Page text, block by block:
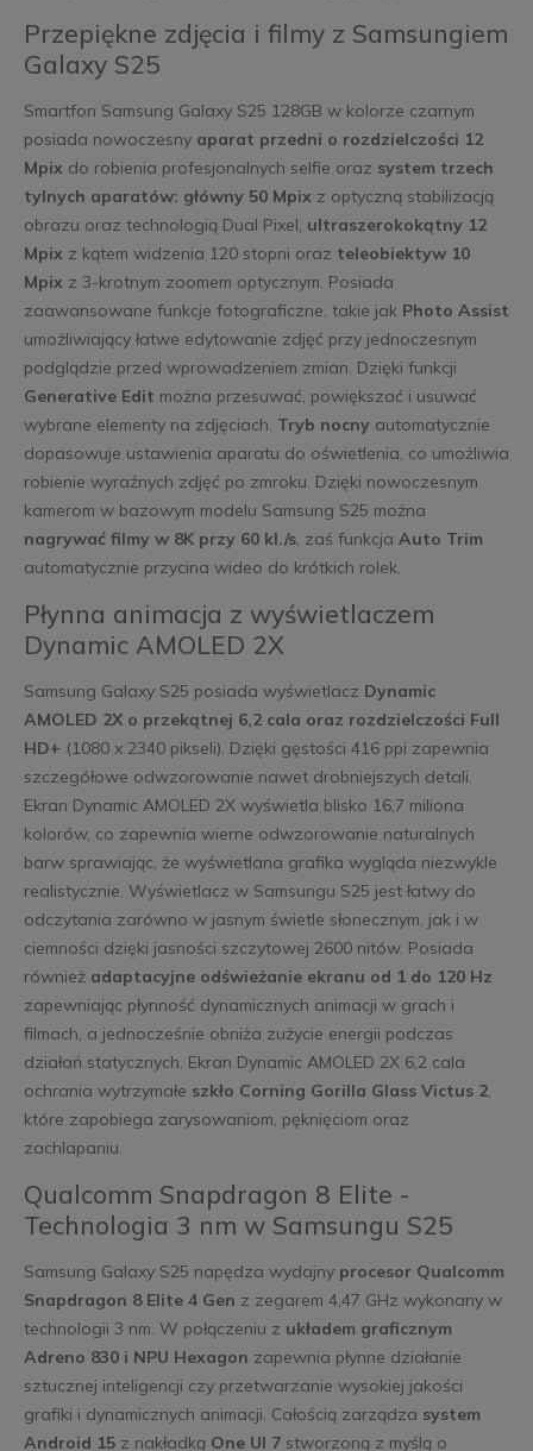
Przepiękne zdjęcia i filmy z Samsungiem
Galaxy S25
Smartfon Samsung Galaxy S25 128GB w kolorze czarnym
posiada nowoczesny aparat przedni o rozdzielczości 12
Mpixdo robienia profesjonalnych selfie oraz system trzech
tylnych aparatów: główny 50 Mpixz optyczną stabilizacją
obrazu oraz technologią Dual Pixel, ultraszerokokątny 12
Mpixz kątem widzenia 120 stopni oraz teleobiektyw 10
Mpixz 3-krotnym zoomem optycznym. Posiada
zaawansowane funkcje fotograficzne, takie jak Photo Assist
umożliwiający łatwe edytowanie zdjęć przy jednoczesnym
podglądzie przed wprowadzeniem zmian. Dzięki funkcji
Generative Edit można przesuwać, powiększać i usuwać
wybrane elementy na zdjęciach. Tryb nocnyautomatycznie
dopasowuje ustawienia aparatu do oświetlenia, co umożliwia
robienie wyraźnych zdjęć po zmroku. Dzięki nowoczesnym
kamerom w bazowym modelu Samsung S25 można
nagrywać filmy w 8K przy 60 kl./s, zaś funkcja Auto Trim
automatycznie przycina wideo do krótkich rolek.
Płynna animacja z wyświetlaczem
Dynamic AMOLED 2X
Samsung Galaxy S25 posiada wyświetlacz Dynamic
AMOLED 2X o przekątnej 6,2 cala oraz rozdzielczości Full
HD+ (1080 x 2340 pikseli). Dzięki gęstości 416 ppi zapewnia
szczegółowe odwzorowanie nawet drobniejszych detali.
Ekran Dynamic AMOLED 2X wyświetla blisko 16,7 miliona
kolorów, co zapewnia wierne odwzorowanie naturalnych
barw sprawiając, że wyświetlana grafika wygląda niezwykle
realistycznie. Wyświetlacz w Samsungu S25 jest łatwy do
odczytania zarówno w jasnym świetle słonecznym, jak i w
ciemności dzięki jasności szczytowej 2600 nitów. Posiada
również adaptacyjne odświeżanie ekranu od 1 do 120 Hz
zapewniając płynność dynamicznych animacji w grach i
filmach, a jednocześnie obniża zużycie energii podczas
działań statycznych. Ekran Dynamic AMOLED 2X 6,2 cala
ochrania wytrzymałe szkło Corning Gorilla Glass Victus 2,
które zapobiega zarysowaniom, pęknięciom oraz
zachlapaniu.
Qualcomm Snapdragon 8 Elite -
Technologia 3 nm w Samsungu S25
Samsung Galaxy S25 napędza wydajny procesor Qualcomm
Snapdragon 8 Elite 4 Gen z zegarem 4,47 GHz wykonany w
technologii 3 nm. W połączeniu z układem graficznym
Adreno 830 i NPU Hexagon zapewnia płynne działanie
sztucznej inteligencji czy przetwarzanie wysokiej jakości
grafiki i dynamicznych animacji. Całością zarządza system
Android 15z nakładką One UI 7stworzoną z myślą o